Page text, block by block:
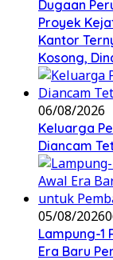
Dugaan
Proyek
Kantor
Kosong,
06/08/2026
Keluarga
Diancam
05/08/2026
Lampung-1
Era Baru